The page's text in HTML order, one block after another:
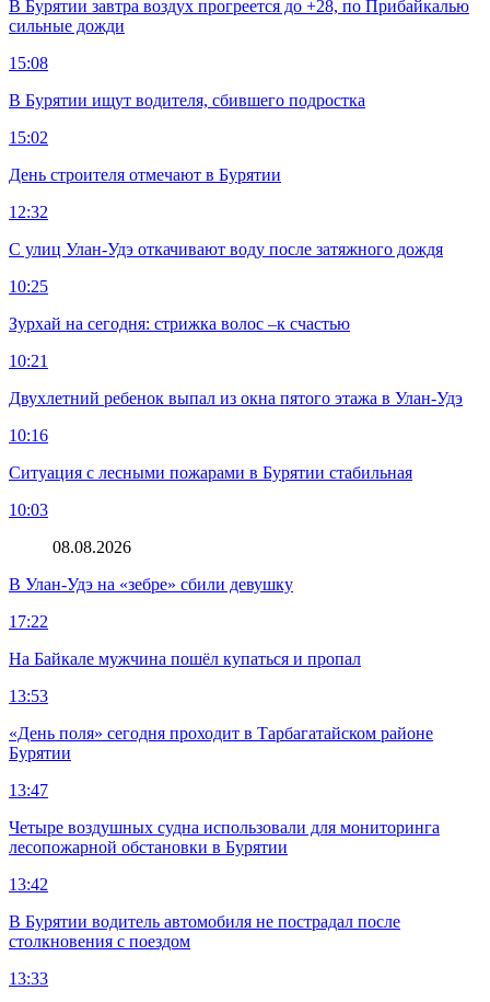
В Бурятии завтра воздух прогреется до +28, по Прибайкалью
сильные дожди
15:08
В Бурятии ищут водителя, сбившего подростка
15:02
День строителя отмечают в Бурятии
12:32
С улиц Улан-Удэ откачивают воду после затяжного дождя
10:25
Зурхай на сегодня: стрижка волос –к счастью
10:21
Двухлетний ребенок выпал из окна пятого этажа в Улан-Удэ
10:16
Ситуация с лесными пожарами в Бурятии стабильная
10:03
08.08.2026
В Улан-Удэ на «зебре» сбили девушку
17:22
На Байкале мужчина пошёл купаться и пропал
13:53
«День поля» сегодня проходит в Тарбагатайском районе
Бурятии
13:47
Четыре воздушных судна использовали для мониторинга
лесопожарной обстановки в Бурятии
13:42
В Бурятии водитель автомобиля не пострадал после
столкновения с поездом
13:33